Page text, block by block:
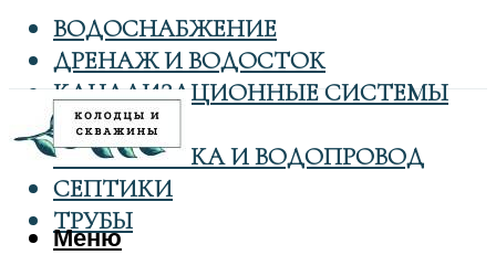
ВОДОСНАБЖЕНИЕ
ДРЕНАЖ И ВОДОСТОК
КАНАЛИЗАЦИОННЫЕ СИСТЕМЫ
КОЛОДЦЫ
САНТЕХНИКА И ВОДОПРОВОД
СЕПТИКИ
ТРУБЫ
Меню